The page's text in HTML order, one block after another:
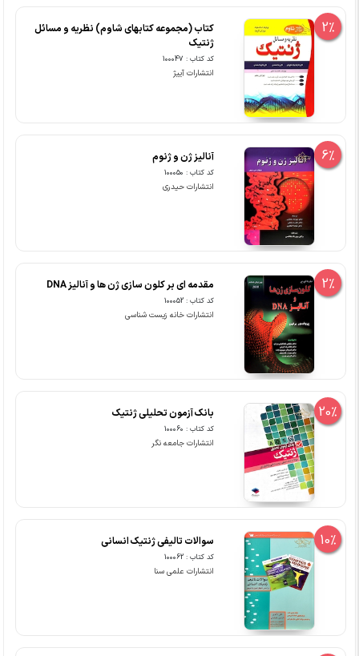
2%
کتاب (مجموعه کتابهای شاوم) نظریه و مسائل
ژنتیک
کد کتاب : 100047
انتشارات آییژ
6% آنالیز ژن و ژنوم
کد کتاب : 100050
انتشارات حیدری
2% مقدمه ای بر کلون سازی ژن ها و آنالیز DNA
کد کتاب : 100052
انتشارات خانه زیست شناسی
20% بانک آزمون تحلیلی ژنتیک
کد کتاب : 100060
انتشارات جامعه نگر
10% سوالات تالیفی ژنتیک انسانی
کد کتاب : 100062
انتشارات علمی سنا